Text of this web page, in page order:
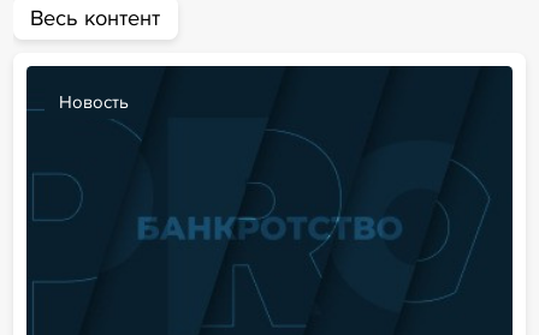
Весь контент
Новость